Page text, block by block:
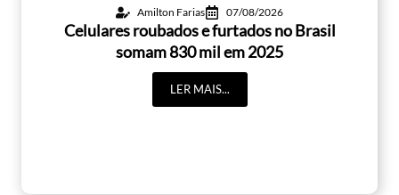
Amilton Farias 07/08/2026
Celulares roubados e furtados no Brasil
somam 830 mil em 2025
LER MAIS...